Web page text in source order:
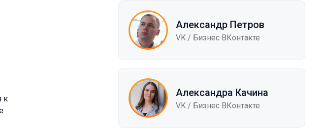
к
Александр Петров
VK / Бизнес ВКонтакте
Александра Качина
VK / Бизнес ВКонтакте